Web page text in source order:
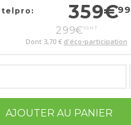
359€99
299€99 HT
Dont 3,70 € d'éco-participation
AJOUTER AU PANIER